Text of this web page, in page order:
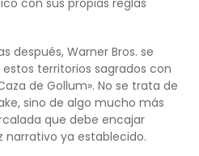
después, Warner Bros. se
territorios sagrados con
de Gollum». No se trata de
sino de algo mucho más
que debe encajar
ya establecido.